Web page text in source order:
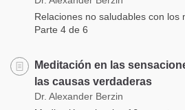
Relaciones no saludables con los
Parte 4 de 6
Meditación en las
las causas verdaderas
Dr. Alexander Berzin